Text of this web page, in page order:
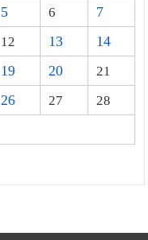
5 6
7
12 13
14
19 20
21
26 27
28